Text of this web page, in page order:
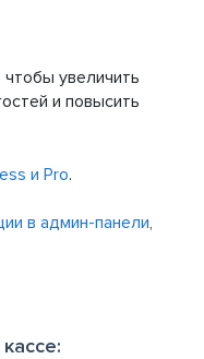
увеличить
и повысить
и Pro.
в админ-панели,